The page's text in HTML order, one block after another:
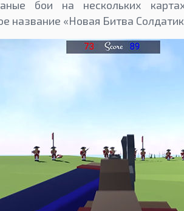
бои на нескольких
название «Новая Битва